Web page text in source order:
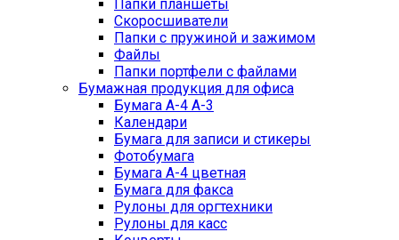
Папки планшеты
Скоросшиватели
Папки с пружиной и зажимом
Файлы
Папки портфели с файлами
Бумажная продукция для офиса
Бумага А-4 А-3
Календари
Бумага для записи и стикеры
Фотобумага
Бумага А-4 цветная
Бумага для факса
Рулоны для оргтехники
Рулоны для касс